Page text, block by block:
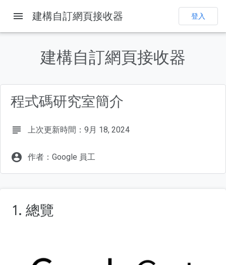
首頁 產品 Cast 程式碼研究室
什麼是 Google Cast？
課程內容
軟硬體需求
menu 建構自訂網頁接收器 登入
建構自訂網頁接收器
程式碼研究室簡介
subject 上次更新時間：9月 18, 2024
account_circle 作者：Google 員工
1. 總覽